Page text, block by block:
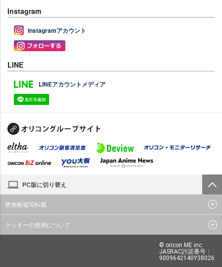
Instagram
Instagramアカウント
LINE
LINEアカウントメディア
PC版に切り替え
禁無断複写転載
クッキーの使用について
© oricon ME inc.
JASRAC許諾番号：
9009642140Y38026